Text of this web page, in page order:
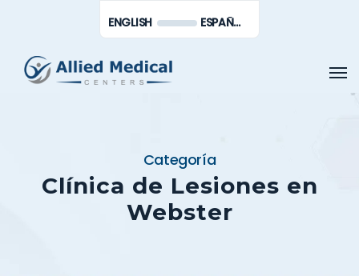
contenido
principal
Categoría
Clínica de Lesiones en
Webster
ENGLISH ESPAÑOL DE MÉXICO